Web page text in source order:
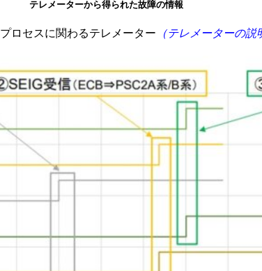
テレメーターから得られた故障の情報
プロセスに関わるテレメーター （テレメーターの